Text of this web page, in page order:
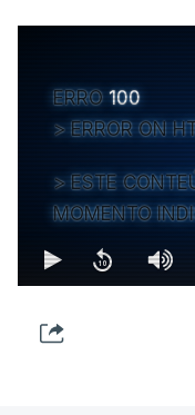
ERRO 100
ERROR ON
ESTE
MOMENTO